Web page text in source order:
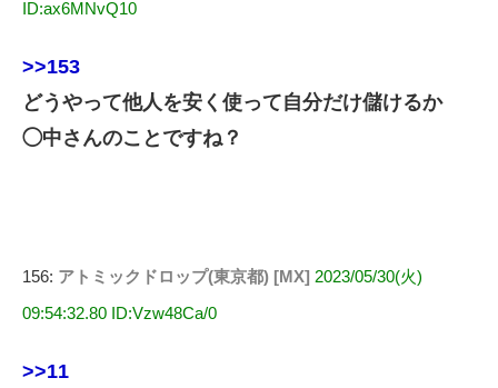
ID:ax6MNvQ10
>>153
どうやって他人を安く使って自分だけ儲けるか
◯中さんのことですね？
156: アトミックドロップ(東京都) [MX] 2023/05/30(火)
09:54:32.80 ID:Vzw48Ca/0
>>11